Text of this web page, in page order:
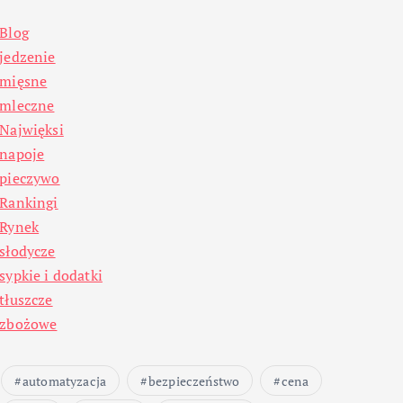
Blog
jedzenie
mięsne
mleczne
Najwięksi
napoje
pieczywo
Rankingi
Rynek
słodycze
sypkie i dodatki
tłuszcze
zbożowe
automatyzacja bezpieczeństwo cena